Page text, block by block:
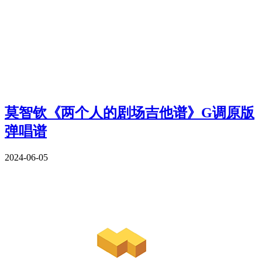
莫智钦《两个人的剧场吉他谱》G调原版
弹唱谱
2024-06-05